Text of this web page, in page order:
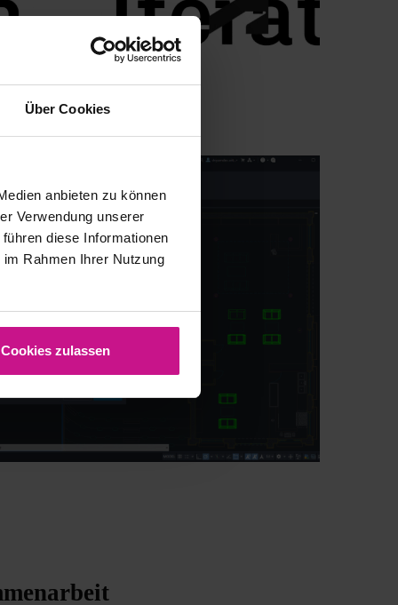
Über Cookies
anbieten zu können
Verwendung unserer
diese Informationen
Rahmen Ihrer Nutzung
Cookies zulassen